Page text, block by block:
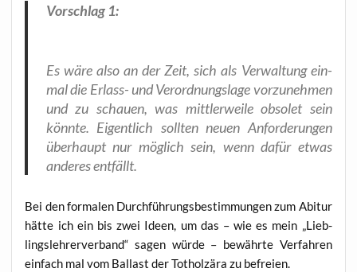
Vor­schlag 1:
Es wäre also an der Zeit, sich als Ver­wal­tung ein­
mal die Erlass- und Ver­ord­nungs­la­ge vor­zu­neh­men
und zu schau­en, was mitt­ler­wei­le obso­let sein
könn­te. Eigent­lich soll­ten neu­en Anfor­de­run­gen
über­haupt nur mög­lich sein, wenn dafür etwas
ande­res entfällt.
Bei den for­ma­len Durch­füh­rungs­be­stim­mun­gen zum Abitur
hät­te ich ein bis zwei Ideen, um das – wie es mein „Lieb­
lings­leh­rer­ver­band“ sagen wür­de – bewähr­te Ver­fah­ren
ein­fach mal vom Bal­last der Tot­holz­ära zu befreien.